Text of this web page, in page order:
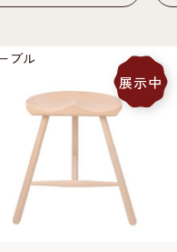
ブル
展示中